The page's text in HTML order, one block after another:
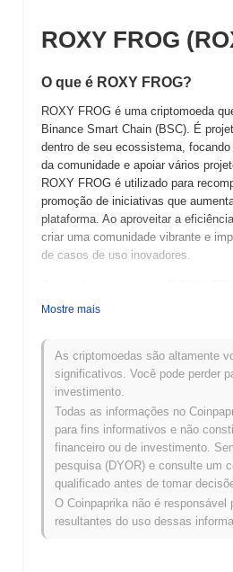
ROXY FROG
O que é ROXY FROG?
ROXY FROG é uma criptomoeda
Binance Smart Chain (BSC). É
dentro de seu ecossistema,
da comunidade e apoiar vários
ROXY FROG é utilizado para
promoção de iniciativas que
plataforma. Ao aproveitar a
criar uma comunidade vibrante e
de casos de uso inovadores.
ROXY FROG foi lançado em 2021 e
um token orientado pela
o engajamento e recompensas
Inicialmente listado em várias
ROXY FROG ganhou tração por
únicas e iniciativas comunitárias,
desenvolvimento inicial e
O que está por vir para o
ROXY FROG está prestes a
várias atualizações empolgantes
funcionalidades incluem o
Mostre mais
As criptomoedas são altamente
significativos. Você pode perder
investimento.
Todas as informações no
para fins informativos e não
financeiro ou de investimento.
pesquisa (DYOR) e consulte um
qualificado antes de tomar
O Coinpaprika não é responsável
resultantes do uso dessas